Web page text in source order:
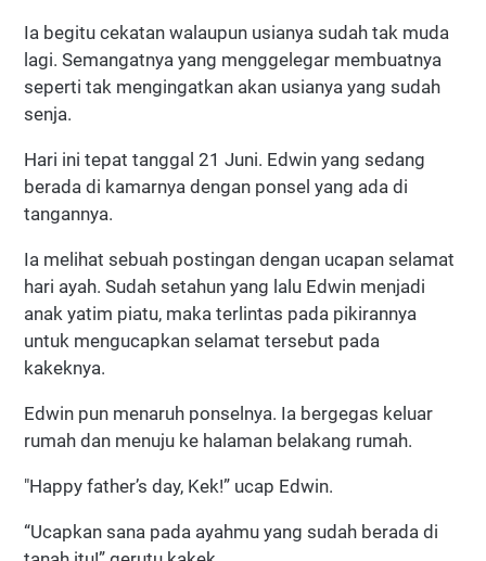
Ia begitu cekatan walaupun usianya sudah tak muda
lagi. Semangatnya yang menggelegar membuatnya
seperti tak mengingatkan akan usianya yang sudah
senja.
Hari ini tepat tanggal 21 Juni. Edwin yang sedang
berada di kamarnya dengan ponsel yang ada di
tangannya.
Ia melihat sebuah postingan dengan ucapan selamat
hari ayah. Sudah setahun yang lalu Edwin menjadi
anak yatim piatu, maka terlintas pada pikirannya
untuk mengucapkan selamat tersebut pada
kakeknya.
Edwin pun menaruh ponselnya. Ia bergegas keluar
rumah dan menuju ke halaman belakang rumah.
"Happy father’s day, Kek!” ucap Edwin.
“Ucapkan sana pada ayahmu yang sudah berada di